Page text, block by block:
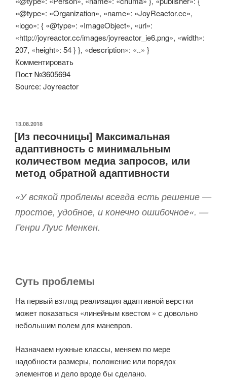
«@type»: «Organization», «name»: «JoyReactor.cc»,
«logo»: { «@type»: «ImageObject», «url»:
«http://joyreactor.cc/images/joyreactor_ie6.png», «width»:
207, «height»: 54 } }, «description»: «..» }
Комментировать
Пост №3605694
Source: Joyreactor
ОПУБЛИКОВАНО
13.08.2018
[Из песочницы] Максимальная
адаптивность с минимальным
количеством медиа запросов, или
метод обратной адаптивности
«У всякой проблемы всегда есть решение —
простое, удобное, и конечно ошибочное«. —
Генри Луис Менкен.
Суть проблемы
На первый взгляд реализация адаптивной верстки
может показаться «линейным квестом » с довольно
небольшим полем для маневров.
Назначаем нужные классы, меняем по мере
надобности размеры, положение или порядок
элементов и дело вроде бы сделано.